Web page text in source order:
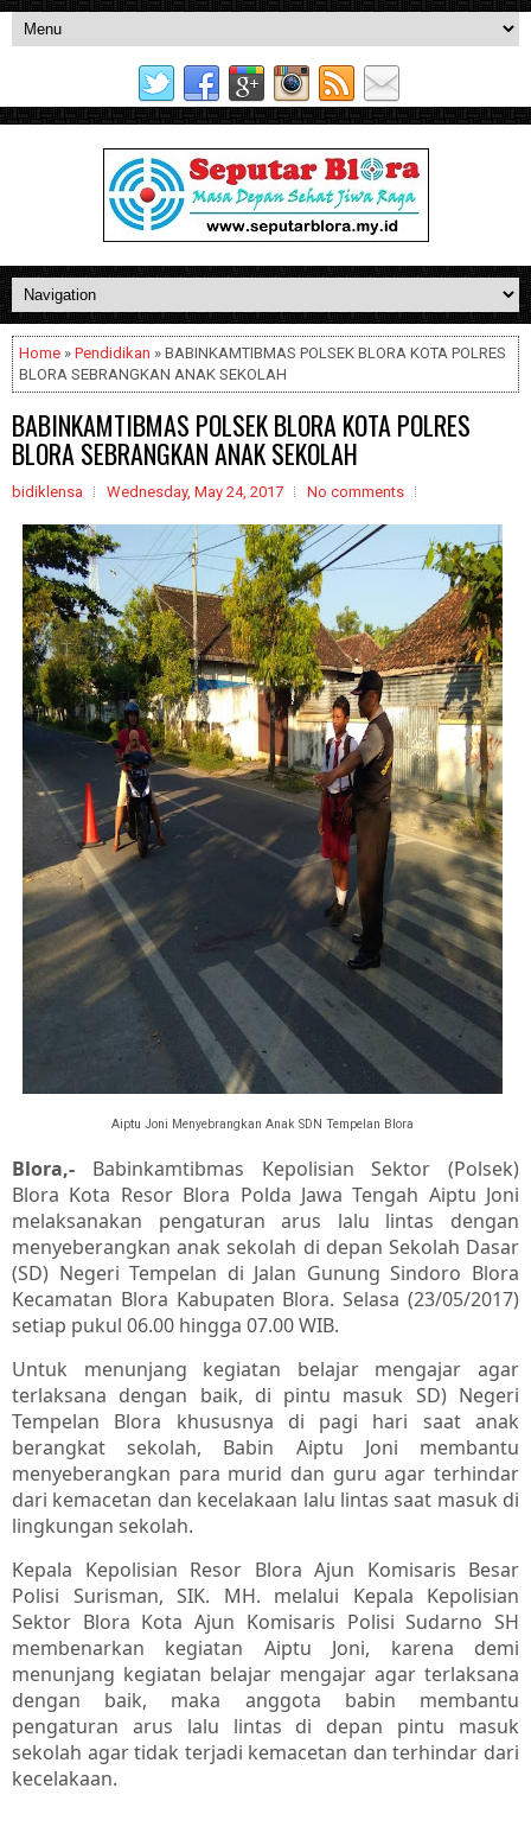
Home » Pendidikan » BABINKAMTIBMAS POLSEK BLORA KOTA POLRES
BLORA SEBRANGKAN ANAK SEKOLAH
BABINKAMTIBMAS POLSEK BLORA KOTA POLRES
BLORA SEBRANGKAN ANAK SEKOLAH
bidiklensa Wednesday, May 24, 2017 No comments
Aiptu Joni Menyebrangkan Anak SDN Tempelan Blora
Blora,- Babinkamtibmas Kepolisian Sektor (Polsek)
Blora Kota Resor Blora Polda Jawa Tengah Aiptu Joni
melaksanakan pengaturan arus lalu lintas dengan
menyeberangkan anak sekolah di depan Sekolah Dasar
(SD) Negeri Tempelan di Jalan Gunung Sindoro Blora
Kecamatan Blora Kabupaten Blora. Selasa (23/05/2017)
setiap pukul 06.00 hingga 07.00 WIB.
Untuk menunjang kegiatan belajar mengajar agar
terlaksana dengan baik, di pintu masuk SD) Negeri
Tempelan Blora khususnya di pagi hari saat anak
berangkat sekolah, Babin Aiptu Joni membantu
menyeberangkan para murid dan guru agar terhindar
dari kemacetan dan kecelakaan lalu lintas saat masuk di
lingkungan sekolah.
Kepala Kepolisian Resor Blora Ajun Komisaris Besar
Polisi Surisman, SIK. MH. melalui Kepala Kepolisian
Sektor Blora Kota Ajun Komisaris Polisi Sudarno SH
membenarkan kegiatan Aiptu Joni, karena demi
menunjang kegiatan belajar mengajar agar terlaksana
dengan baik, maka anggota babin membantu
pengaturan arus lalu lintas di depan pintu masuk
sekolah agar tidak terjadi kemacetan dan terhindar dari
kecelakaan.